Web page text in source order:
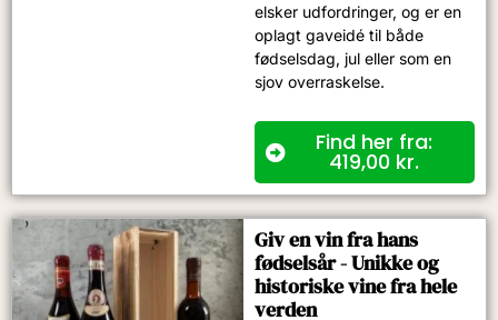
elsker udfordringer, og er en
oplagt gaveidé til både
fødselsdag, jul eller som en
sjov overraskelse.
Find her fra:
419,00 kr.
Giv en vin fra hans
fødselsår - Unikke og
historiske vine fra hele
verden